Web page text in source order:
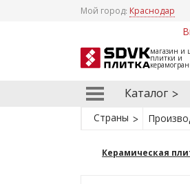
Мой город: Краснодар
магазин и
плитки и
Каталог
Страны
Керамическая